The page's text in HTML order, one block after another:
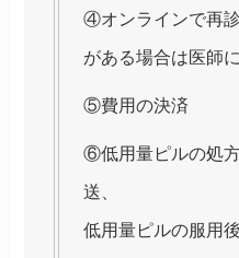
④オンラインで再
がある場合は医師
⑤費用の決済
⑥低用量ピルの処
送、
低用量ピルの服用